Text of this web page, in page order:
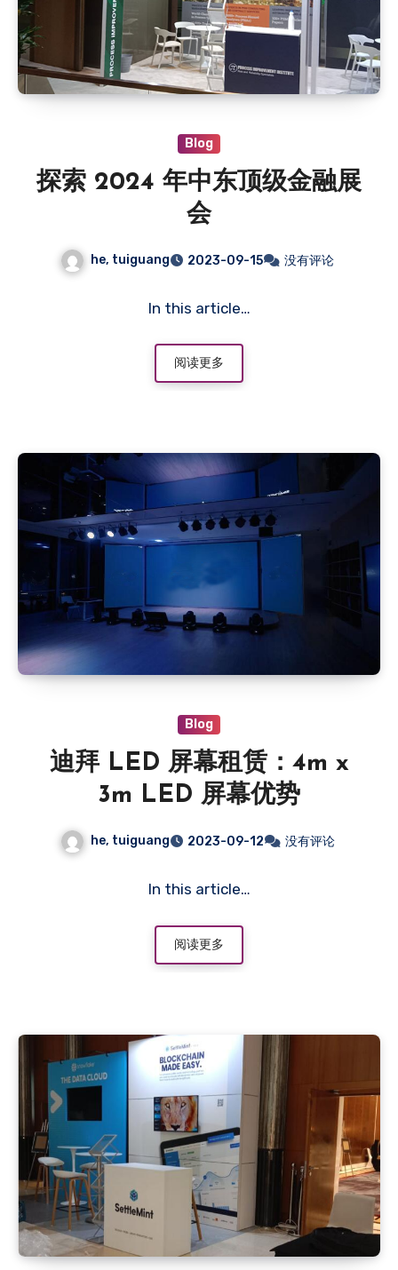
Blog
探索 2024 年中东顶级金融展
会
he, tuiguang 2023-09-15 没有评论
In this article…
阅读更多
Blog
迪拜 LED 屏幕租赁：4m x
3m LED 屏幕优势
he, tuiguang 2023-09-12 没有评论
In this article…
阅读更多